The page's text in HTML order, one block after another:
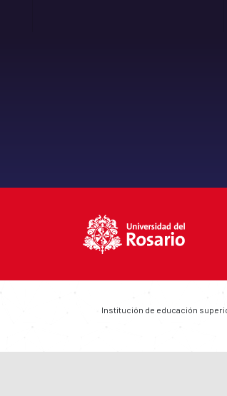
Institución de educación